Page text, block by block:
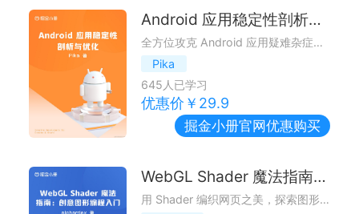
Android 应用稳定性剖析与优化
全方位攻克 Android 应用疑难杂症，实战助力学习前沿优化技术
Pika
645 人已学习
优惠价￥ 29.9
掘金小册官网优惠购买
WebGL Shader 魔法指南：创意图形编程入门
用 Shader 编织网页之美，探索图形效果的无限可能